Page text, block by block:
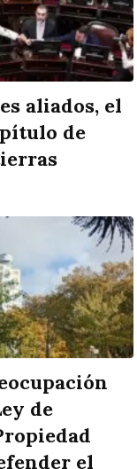
aliados, el
de
de
el